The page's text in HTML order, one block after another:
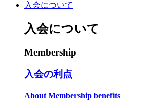
入会について
入会について
Membership
入会の利点
About Membership benefits